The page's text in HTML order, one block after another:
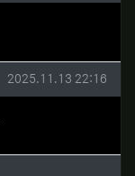
작성일
2025.11.13 22:16